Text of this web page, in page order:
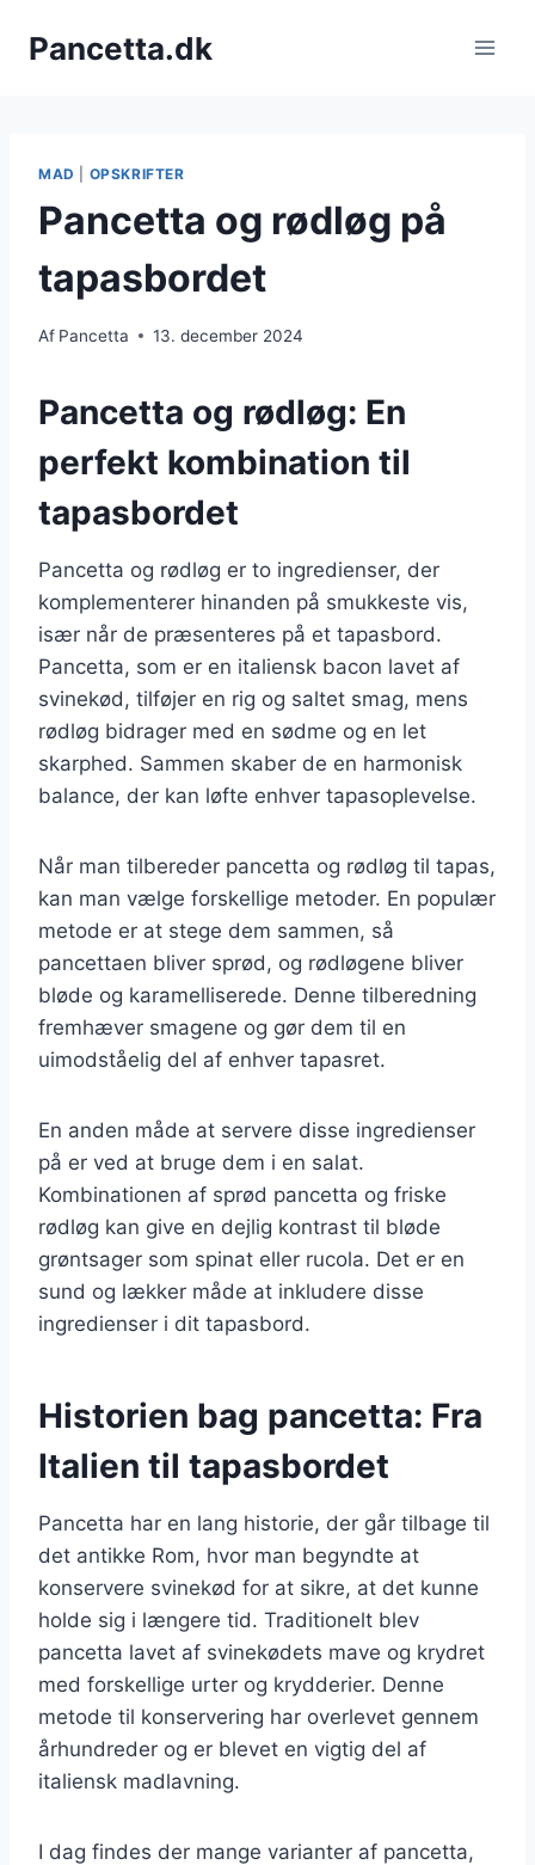
Pancetta.dk
MAD OPSKRIFTER
Pancetta og rødløg på
tapasbordet
Af Pancetta 13. december 2024
Pancetta og rødløg: En
perfekt kombination til
tapasbordet
Pancetta og rødløg er to ingredienser, der
komplementerer hinanden på smukkeste vis,
især når de præsenteres på et tapasbord.
Pancetta, som er en italiensk bacon lavet af
svinekød, tilføjer en rig og saltet smag, mens
rødløg bidrager med en sødme og en let
skarphed. Sammen skaber de en harmonisk
balance, der kan løfte enhver tapasoplevelse.
Når man tilbereder pancetta og rødløg til tapas,
kan man vælge forskellige metoder. En populær
metode er at stege dem sammen, så
pancettaen bliver sprød, og rødløgene bliver
bløde og karamelliserede. Denne tilberedning
fremhæver smagene og gør dem til en
uimodståelig del af enhver tapasret.
En anden måde at servere disse ingredienser
på er ved at bruge dem i en salat.
Kombinationen af sprød pancetta og friske
rødløg kan give en dejlig kontrast til bløde
grøntsager som spinat eller rucola. Det er en
sund og lækker måde at inkludere disse
ingredienser i dit tapasbord.
Historien bag pancetta: Fra
Italien til tapasbordet
Pancetta har en lang historie, der går tilbage til
det antikke Rom, hvor man begyndte at
konservere svinekød for at sikre, at det kunne
holde sig i længere tid. Traditionelt blev
pancetta lavet af svinekødets mave og krydret
med forskellige urter og krydderier. Denne
metode til konservering har overlevet gennem
århundreder og er blevet en vigtig del af
italiensk madlavning.
I dag findes der mange varianter af pancetta,